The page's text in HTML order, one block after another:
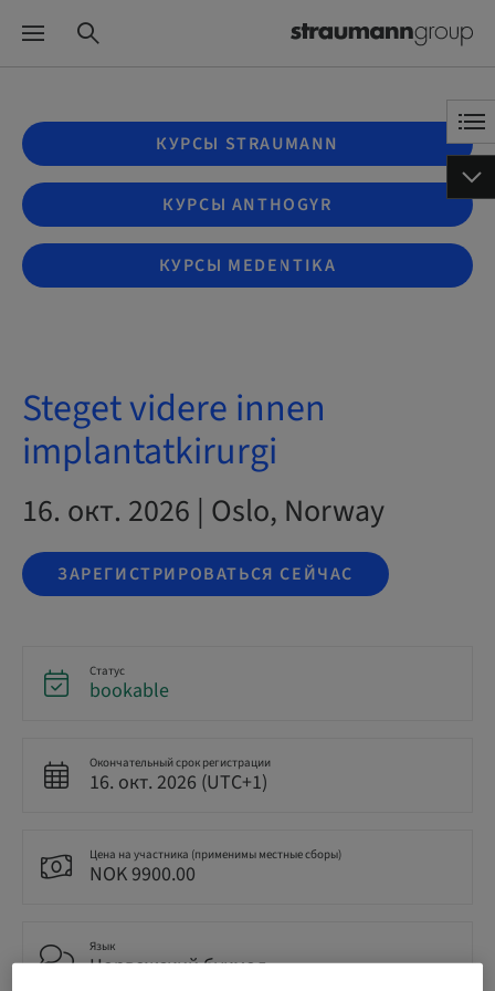
КУРСЫ STRAUMANN
КУРСЫ ANTHOGYR
КУРСЫ MEDENTIKA
Steget videre innen
implantatkirurgi
16. окт. 2026 | Oslo, Norway
ЗАРЕГИСТРИРОВАТЬСЯ СЕЙЧАС
Статус
bookable
Окончательный срок регистрации
16. окт. 2026 (UTC+1)
Цена на участника (применимы местные сборы)
NOK 9900.00
Язык
Норвежский букмол